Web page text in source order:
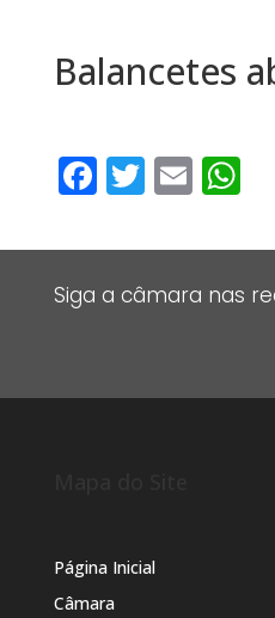
Balancetes
F
c
e
o
T
it
te
E
ai
l
W
s
p
Siga a câmara nas
Página Inicial
Câmara